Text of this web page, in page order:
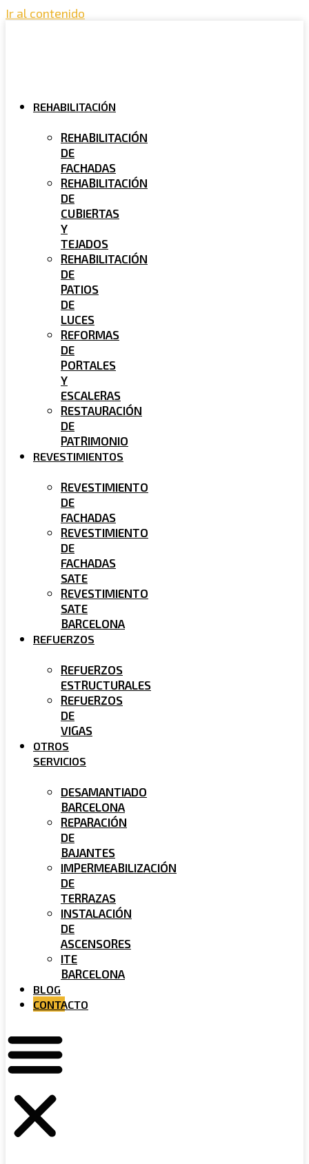
Ir al contenido
REHABILITACIÓN
REHABILITACIÓN
DE
FACHADAS
REHABILITACIÓN
DE
CUBIERTAS
Y
TEJADOS
REHABILITACIÓN
DE
PATIOS
DE
LUCES
REFORMAS
DE
PORTALES
Y
ESCALERAS
RESTAURACIÓN
DE
PATRIMONIO
REVESTIMIENTOS
REVESTIMIENTO
DE
FACHADAS
REVESTIMIENTO
DE
FACHADAS
SATE
REVESTIMIENTO
SATE
BARCELONA
REFUERZOS
REFUERZOS
ESTRUCTURALES
REFUERZOS
DE
VIGAS
OTROS
SERVICIOS
DESAMANTIADO
BARCELONA
REPARACIÓN
DE
BAJANTES
IMPERMEABILIZACIÓN
DE
TERRAZAS
INSTALACIÓN
DE
ASCENSORES
ITE
BARCELONA
BLOG
CONTACTO